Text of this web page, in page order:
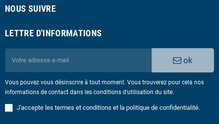
NOUS SUIVRE
LETTRE D'INFORMATIONS
ok
Vous pouvez vous désinscrire à tout moment. Vous trouverez pour cela nos
informations de contact dans les conditions d'utilisation du site.
J'accepte les termes et conditions et la politique de confidentialité.